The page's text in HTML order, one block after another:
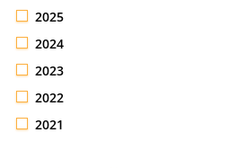
2025
2024
2023
2022
2021